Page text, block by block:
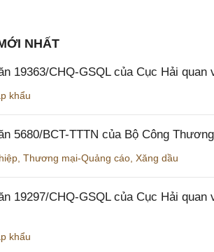
NHẤT
19363/CHQ-GSQL của Cục Hải
khẩu
5680/BCT-TTTN của Bộ Công
Thương mại-Quảng cáo Xăng dầu
19297/CHQ-GSQL của Cục Hải
khẩu